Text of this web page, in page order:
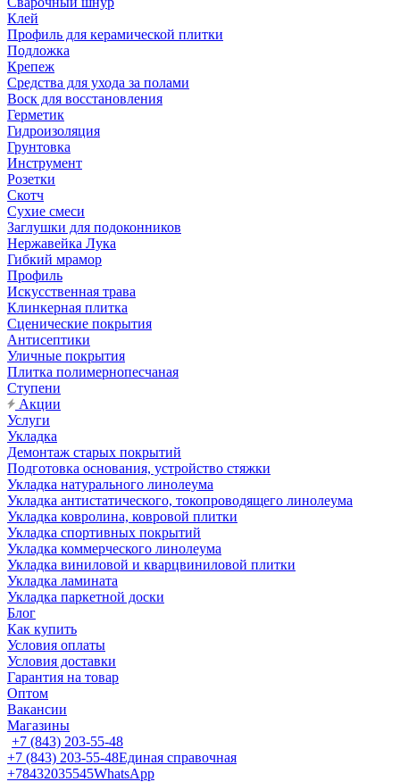
Клей
Профиль для керамической плитки
Подложка
Крепеж
Средства для ухода за полами
Воск для восстановления
Герметик
Гидроизоляция
Грунтовка
Инструмент
Розетки
Скотч
Сухие смеси
Заглушки для подоконников
Нержавейка Лука
Гибкий мрамор
Профиль
Искусственная трава
Клинкерная плитка
Сценические покрытия
Антисептики
Уличные покрытия
Плитка полимернопесчаная
Ступени
Акции
Услуги
Укладка
Демонтаж старых покрытий
Подготовка основания, устройство стяжки
Укладка натурального линолеума
Укладка антистатического, токопроводящего линолеума
Укладка ковролина, ковровой плитки
Укладка спортивных покрытий
Укладка коммерческого линолеума
Укладка виниловой и кварцвиниловой плитки
Укладка ламината
Укладка паркетной доски
Блог
Как купить
Условия оплаты
Условия доставки
Гарантия на товар
Оптом
Вакансии
Магазины
+7 (843) 203-55-48
+7 (843) 203-55-48Единая справочная
+78432035545WhatsApp